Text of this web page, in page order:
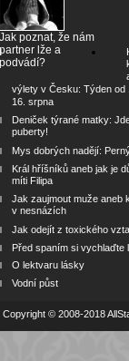
Jak poznat, že nám
lže a
podvádí?
výlety v Česku: Týden od
16. srpna
Deniček týrané matky:
puberty!
Mys dobrých nadějí:
Král hříšníků aneb jak je
míti Filipa
Jak zaujmout muže aneb
v nesnázích
Jak odejít z toxického
Před spaním si vychlaďte
O lektvaru lásky
Vodní půst
Copyright © 2008-2018